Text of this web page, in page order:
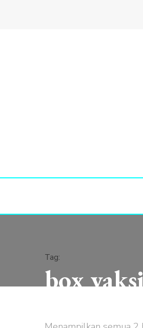
Tag:
box